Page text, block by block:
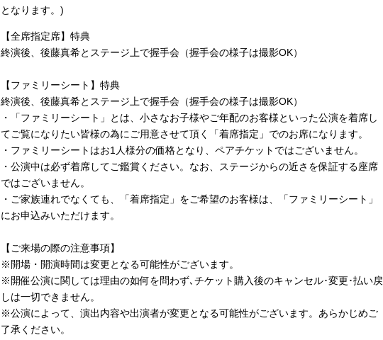
となります。)
【全席指定席】特典
終演後、後藤真希とステージ上で握手会（握⼿会の様子は撮影OK）
【ファミリーシート】特典
終演後、後藤真希とステージ上で握手会（握⼿会の様子は撮影OK）
・「ファミリーシート」とは、小さなお子様やご年配のお客様といった公演を着席し
てご覧になりたい皆様の為にご⽤意させて頂く「着席指定」でのお席になります。
・ファミリーシートはお1人様分の価格となり、ペアチケットではございません。
・公演中は必ず着席してご鑑賞ください。なお、ステージからの近さを保証する座席
ではございません。
・ご家族連れでなくても、「着席指定」をご希望のお客様は、「ファミリーシート」
にお申込みいただけます。
【ご来場の際の注意事項】
※開場・開演時間は変更となる可能性がございます。
※開催公演に関しては理由の如何を問わず､チケット購⼊後のキャンセル･変更･払い戻
しは⼀切できません。
※公演によって、演出内容や出演者が変更となる可能性がございます。あらかじめご
了承ください。